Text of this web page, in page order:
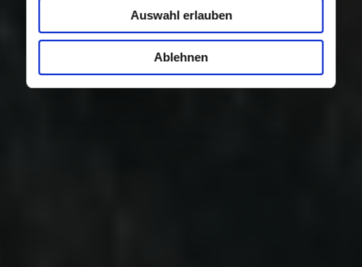
Auswahl erlauben
Ablehnen